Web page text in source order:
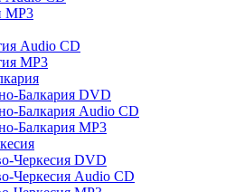
MP3
Audio CD
MP3
Балкария DVD
Балкария Audio CD
Балкария MP3
Черкесия DVD
Черкесия Audio CD